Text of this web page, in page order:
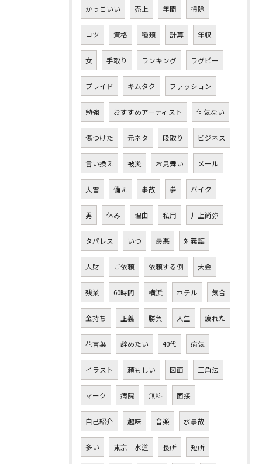
かっこいい 売上 年間 掃除
コツ 資格 種類 計算 年収
女 手取り ランキング ラグビー
プライド キムタク ファッション
勉強 おすすめアーティスト 何気ない
傷つけた 元ネタ 段取り ビジネス
言い換え 被災 お見舞い メール
大雪 備え 事故 夢 バイク
男 休み 理由 私用 井上尚弥
タパレス いつ 最悪 対義語
人財 ご依頼 依頼する側 大金
残業 60時間 横浜 ホテル 気合
金持ち 正義 勝負 人生 疲れた
花言葉 辞めたい 40代 病気
イラスト 頼もしい 図面 三角法
マーク 病院 無料 面接
自己紹介 趣味 音楽 水事故
多い 東京 水道 長所 短所